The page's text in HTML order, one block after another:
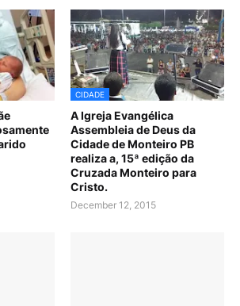
CIDADE
A Igreja Evangélica
Assembleia de Deus da
Cidade de Monteiro PB
realiza a, 15ª edição da
Cruzada Monteiro para
Cristo.
December 12, 2015